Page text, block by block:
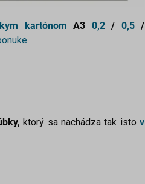
kartónom A3 0,2/ 0,5/
.
ktorý sa nachádza tak isto v